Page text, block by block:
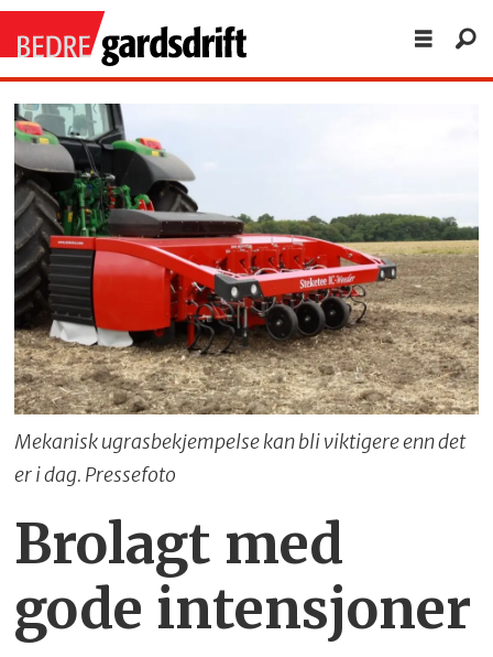
Mekanisk ugrasbekjempelse kan bli viktigere enn det
er i dag. Pressefoto
Brolagt med
gode intensjoner